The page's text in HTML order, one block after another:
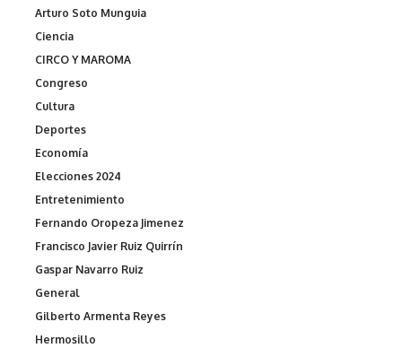
Arturo Soto Munguia
Ciencia
CIRCO Y MAROMA
Congreso
Cultura
Deportes
Economía
Elecciones 2024
Entretenimiento
Fernando Oropeza Jimenez
Francisco Javier Ruiz Quirrín
Gaspar Navarro Ruiz
General
Gilberto Armenta Reyes
Hermosillo